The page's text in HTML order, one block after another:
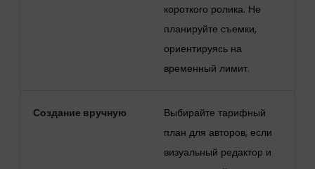
короткого ролика. Не
планируйте съемки,
ориентируясь на
временный лимит.
Создание вручную
Выбирайте тарифный
план для авторов, если
визуальный редактор и